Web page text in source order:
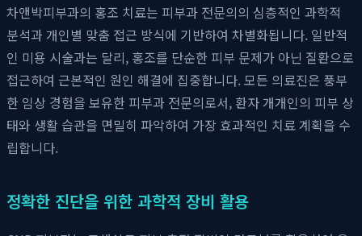
차앤박피부과의 홍조 치료는 피부과 전문의의 심층적인 과학적
분석과 개인별 맞춤 접근 방식에 기반하여 차별화됩니다. 일반적
인 미용 시술과는 달리, 홍조를 단순한 피부 문제가 아닌 질환으로
접근하여 근본적인 원인 해결에 집중합니다. 모든 의료진은 풍부
한 임상 경험을 보유한 피부과 전문의로서, 환자 개개인의 피부 상
태와 생활 습관을 면밀히 파악하여 가장 효과적인 치료 계획을 수
립합니다.
정확한 진단을 위한 과학적 장비 활용